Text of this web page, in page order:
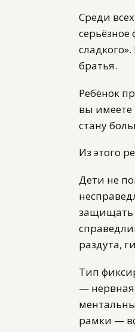
Среди
братья.
Ребёнок
вы имеете
стану
Из этого
Дети не
защищать
раздута,
Тип
—
рамки —